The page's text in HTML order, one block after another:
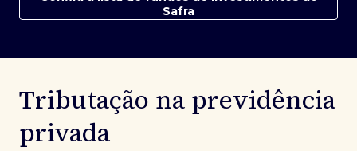
Safra
Tributação na previdência
privada